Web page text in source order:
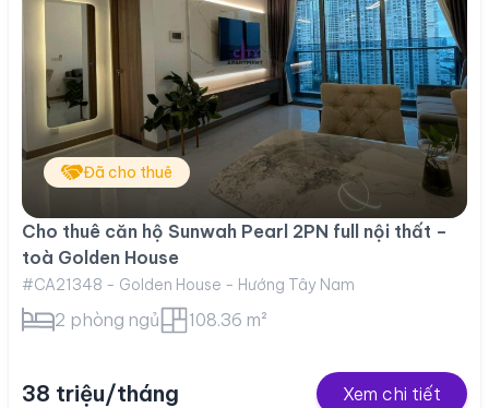
Đã cho thuê
Cho thuê căn hộ Sunwah Pearl 2PN full nội thất –
toà Golden House
#CA21348 - Golden House - Hướng Tây Nam
2 phòng ngủ 108.36 m²
38 triệu/tháng Xem chi tiết